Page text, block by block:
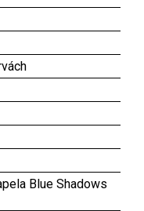
Blue Shadows